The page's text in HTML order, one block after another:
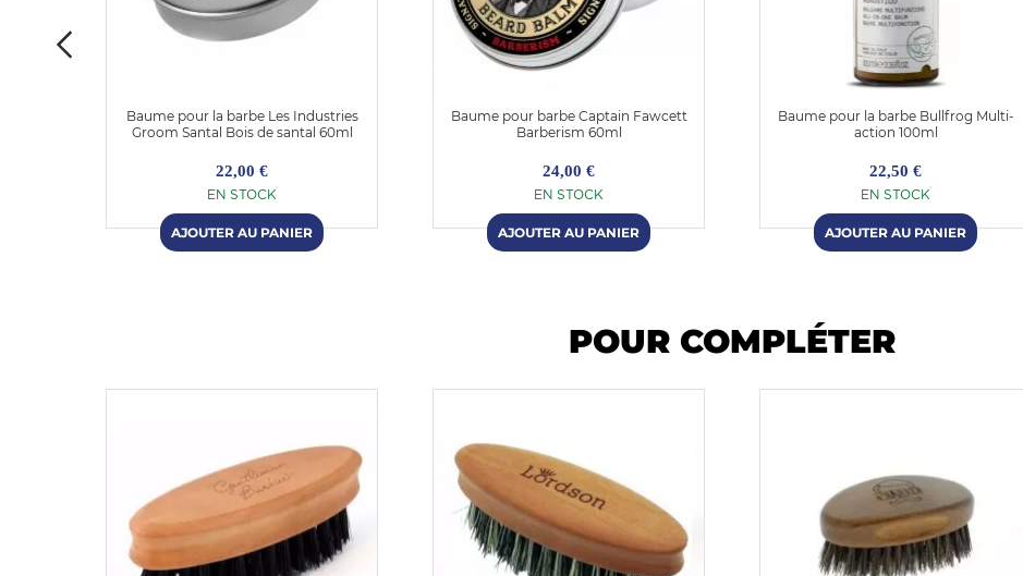
Baume pour la barbe Les Industries
Groom Santal Bois de santal 60ml
22,00 €
EN STOCK
Baume pour barbe Captain Fawcett
Barberism 60ml
24,00 €
EN STOCK
Baume pour la barbe Bullfrog Multi-
action 100ml
22,50 €
EN STOCK
POUR COMPLÉTER